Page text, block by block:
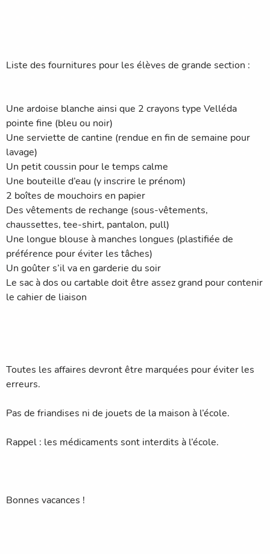
Liste des fournitures pour les élèves de grande section :
Une ardoise blanche ainsi que 2 crayons type Velléda
pointe fine (bleu ou noir)
Une serviette de cantine (rendue en fin de semaine pour
lavage)
Un petit coussin pour le temps calme
Une bouteille d’eau (y inscrire le prénom)
2 boîtes de mouchoirs en papier
Des vêtements de rechange (sous-vêtements,
chaussettes, tee-shirt, pantalon, pull)
Une longue blouse à manches longues (plastifiée de
préférence pour éviter les tâches)
Un goûter s’il va en garderie du soir
Le sac à dos ou cartable doit être assez grand pour contenir
le cahier de liaison
Toutes les affaires devront être marquées pour éviter les
erreurs.
Pas de friandises ni de jouets de la maison à l’école.
Rappel : les médicaments sont interdits à l’école.
Bonnes vacances !